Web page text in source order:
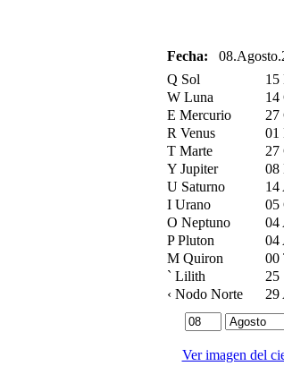
Fecha:
Q Sol 15
WLuna 14
E Mercurio 27
R Venus 01
TMarte 27
YJupiter 08
USaturno 14
IUrano 05
O Neptuno 04
PPluton 04
MQuiron 00
` Lilith 25
‹ Nodo Norte 29
Ver imagen del